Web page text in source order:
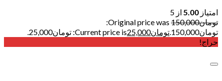
امتیاز 5.00 از 5
تومان150,000
Original price was:
تومان150,000.
تومان25,000Current price is: تومان25,000.
حراج!